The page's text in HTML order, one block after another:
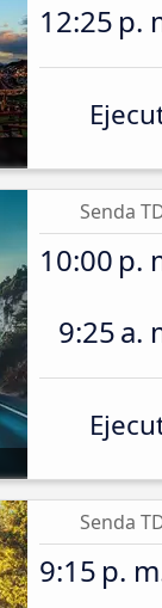
12:25 p.
Senda
10:00 p.
9:25 a.
Senda
9:15 p.